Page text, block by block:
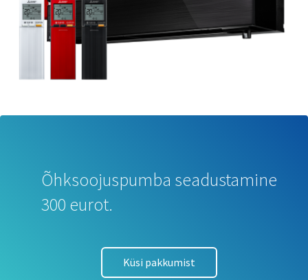
Õhksoojuspumba seadustamine
300 eurot.
Küsi pakkumist